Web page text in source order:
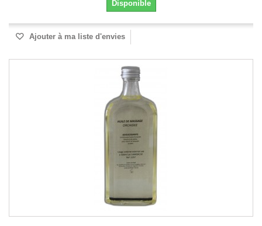
Disponible
Ajouter à ma liste d'envies